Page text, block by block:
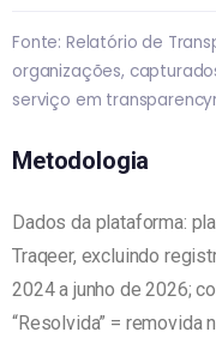
Fonte: Relatório de
organizações,
serviço em
Metodologia
Dados da plataforma:
Traqeer, excluindo
2024 a junho de 2026;
“Resolvida” = removida